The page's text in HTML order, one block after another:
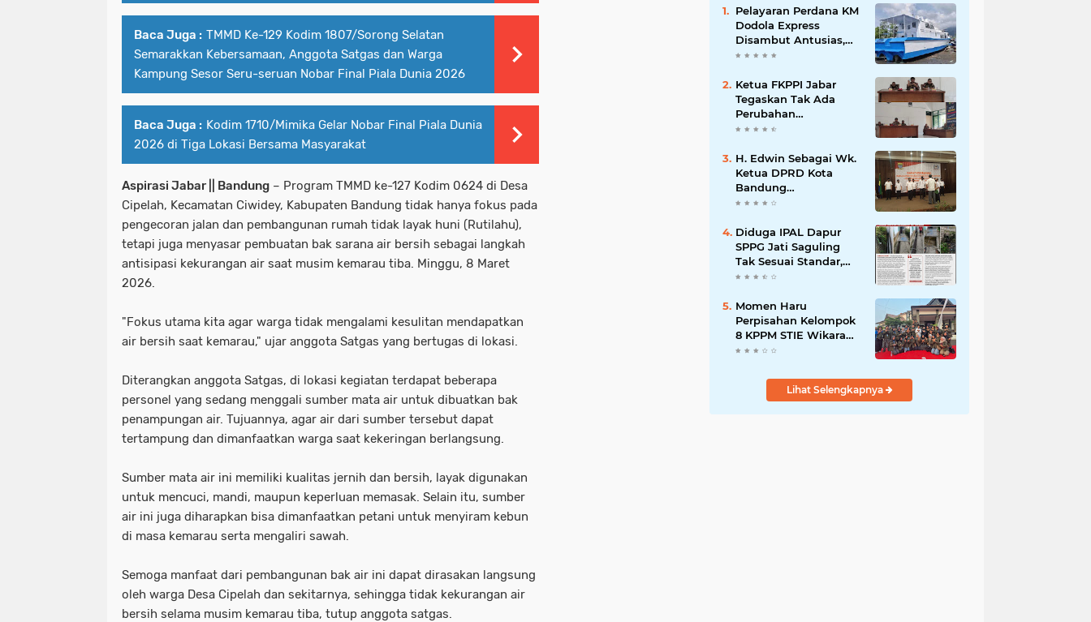
Baca Juga : TMMD Ke-129 Kodim 1807/Sorong Selatan
Semarakkan Kebersamaan, Anggota Satgas dan Warga
Kampung Sesor Seru-seruan Nobar Final Piala Dunia 2026
Baca Juga : Kodim 1710/Mimika Gelar Nobar Final Piala Dunia
2026 di Tiga Lokasi Bersama Masyarakat
Aspirasi Jabar || Bandung – Program TMMD ke-127 Kodim 0624 di Desa
Cipelah, Kecamatan Ciwidey, Kabupaten Bandung tidak hanya fokus pada
pengecoran jalan dan pembangunan rumah tidak layak huni (Rutilahu),
tetapi juga menyasar pembuatan bak sarana air bersih sebagai langkah
antisipasi kekurangan air saat musim kemarau tiba. Minggu, 8 Maret
2026.
"Fokus utama kita agar warga tidak mengalami kesulitan mendapatkan
air bersih saat kemarau," ujar anggota Satgas yang bertugas di lokasi.
Diterangkan anggota Satgas, di lokasi kegiatan terdapat beberapa
personel yang sedang menggali sumber mata air untuk dibuatkan bak
penampungan air. Tujuannya, agar air dari sumber tersebut dapat
tertampung dan dimanfaatkan warga saat kekeringan berlangsung.
Sumber mata air ini memiliki kualitas jernih dan bersih, layak digunakan
untuk mencuci, mandi, maupun keperluan memasak. Selain itu, sumber
air ini juga diharapkan bisa dimanfaatkan petani untuk menyiram kebun
di masa kemarau serta mengaliri sawah.
Semoga manfaat dari pembangunan bak air ini dapat dirasakan langsung
oleh warga Desa Cipelah dan sekitarnya, sehingga tidak kekurangan air
bersih selama musim kemarau tiba, tutup anggota satgas.
Pelayaran Perdana KM
Dodola Express
Disambut Antusias,
Baling-Baling Segera
Ketua FKPPI Jabar
Tegaskan Tak Ada
Perubahan
Kepengurusan PC KB
Ketua Cabang Diminta
Segera Konsolidasi
H. Edwin Sebagai Wk.
Ketua DPRD Kota
Bandung
Mengapresiasi Dan
Kepada
Kepemimpinan Merdi
Hajiji Sebagai ketua
DPD Lpm Kota
2021-2026
Diduga IPAL Dapur
SPPG Jati Saguling
Tak Sesuai Standar,
Warga Keluhkan
Mengalir ke Sungai
Momen Haru
Perpisahan Kelompok
8 KPPM STIE Wikara
Bersama Kepala Desa
Kecamatan Bojong
Lihat Selengkapnya